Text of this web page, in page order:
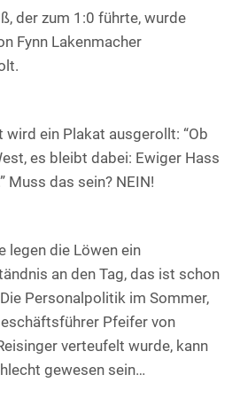
der zum 1:0 führte, wurde
Fynn Lakenmacher
wird ein Plakat ausgerollt: “Ob
es bleibt dabei: Ewiger Hass
Muss das sein? NEIN!
legen die Löwen ein
an den Tag, das ist schon
Personalpolitik im Sommer,
Pfeifer von
verteufelt wurde, kann
gewesen sein…